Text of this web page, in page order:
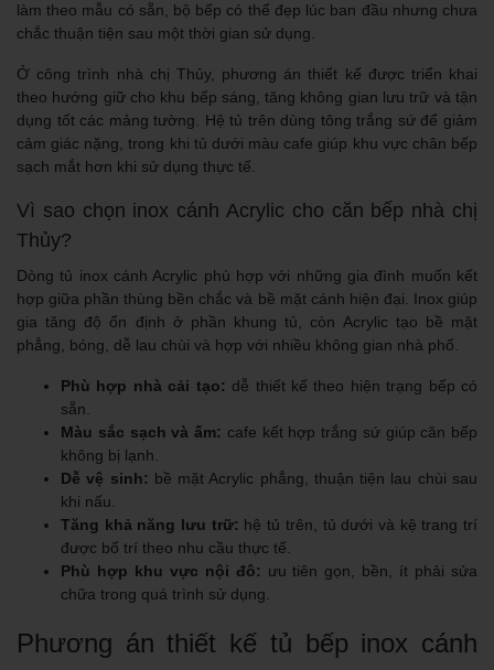
làm theo mẫu có sẵn, bộ bếp có thể đẹp lúc ban đầu nhưng chưa
chắc thuận tiện sau một thời gian sử dụng.
Ở công trình nhà chị Thủy, phương án thiết kế được triển khai
theo hướng giữ cho khu bếp sáng, tăng không gian lưu trữ và tận
dụng tốt các mảng tường. Hệ tủ trên dùng tông trắng sứ để giảm
cảm giác nặng, trong khi tủ dưới màu cafe giúp khu vực chân bếp
sạch mắt hơn khi sử dụng thực tế.
Vì sao chọn inox cánh Acrylic cho căn bếp nhà chị
Thủy?
Dòng tủ inox cánh Acrylic phù hợp với những gia đình muốn kết
hợp giữa phần thùng bền chắc và bề mặt cánh hiện đại. Inox giúp
gia tăng độ ổn định ở phần khung tủ, còn Acrylic tạo bề mặt
phẳng, bóng, dễ lau chùi và hợp với nhiều không gian nhà phố.
Phù hợp nhà cải tạo: dễ thiết kế theo hiện trạng bếp có
sẵn.
Màu sắc sạch và ấm: cafe kết hợp trắng sứ giúp căn bếp
không bị lạnh.
Dễ vệ sinh: bề mặt Acrylic phẳng, thuận tiện lau chùi sau
khi nấu.
Tăng khả năng lưu trữ: hệ tủ trên, tủ dưới và kệ trang trí
được bố trí theo nhu cầu thực tế.
Phù hợp khu vực nội đô: ưu tiên gọn, bền, ít phải sửa
chữa trong quá trình sử dụng.
Phương án thiết kế tủ bếp inox cánh